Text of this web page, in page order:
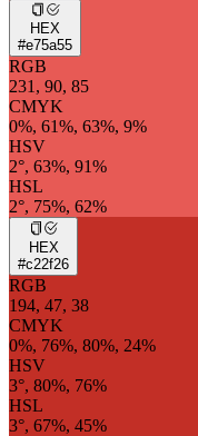
HEX
#e75a55
RGB
231, 90, 85
CMYK
0%, 61%, 63%, 9%
HSV
2°, 63%, 91%
HSL
2°, 75%, 62%
HEX
#c22f26
RGB
194, 47, 38
CMYK
0%, 76%, 80%, 24%
HSV
3°, 80%, 76%
HSL
3°, 67%, 45%